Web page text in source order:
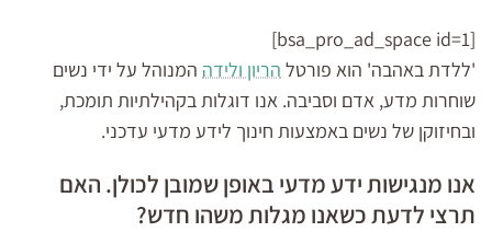
[bsa_pro_ad_space id=1]
'ללדת באהבה' הוא פורטל הריון ולידה המנוהל על ידי נשים
שוחרות מדע, אדם וסביבה. אנו דוגלות בקהילתיות תומכת,
ובחיזוקן של נשים באמצעות חינוך לידע מדעי עדכני.
אנו מנגישות ידע מדעי באופן שמובן לכולן. האם
תרצי לדעת כשאנו מגלות משהו חדש?